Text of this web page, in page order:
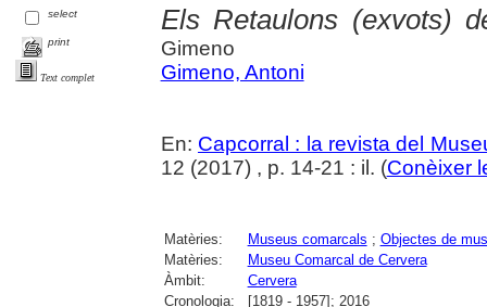
select
print
Text complet
Els Retaulons (exvots)
Gimeno
Gimeno, Antoni
En: Capcorral : la revista del
12 (2017) , p. 14-21 : il. (Conèixer
Matèries: Museus comarcals ; Objectes de
Matèries:
Museu Comarcal de Cervera
Àmbit:
Cervera
Cronologia:
[1819 - 1957]; 2016